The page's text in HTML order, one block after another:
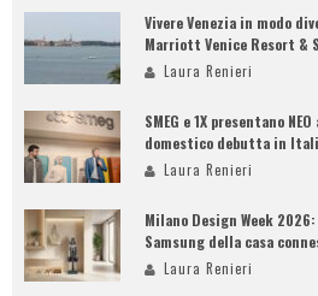
Vivere Venezia in modo
Marriott Venice Resort &
Laura Renieri
SMEG e 1X presentano
domestico debutta in
Laura Renieri
Milano Design Week
Samsung della casa
Laura Renieri